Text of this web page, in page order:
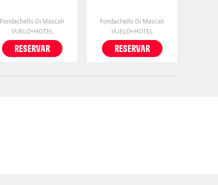
Fondachello Di Mascali
VUELO+HOTEL
RESERVAR
Fondachello Di Mascali
VUELO+HOTEL
RESERVAR